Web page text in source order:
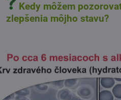
Kedy môžem
zlepšenia môjho stavu?